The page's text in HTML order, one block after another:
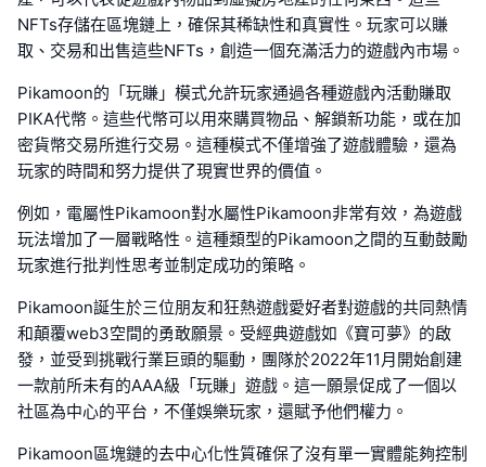
NFTs存儲在區塊鏈上，確保其稀缺性和真實性。玩家可以賺
取、交易和出售這些NFTs，創造一個充滿活力的遊戲內市場。
Pikamoon的「玩賺」模式允許玩家通過各種遊戲內活動賺取
PIKA代幣。這些代幣可以用來購買物品、解鎖新功能，或在加
密貨幣交易所進行交易。這種模式不僅增強了遊戲體驗，還為
玩家的時間和努力提供了現實世界的價值。
例如，電屬性Pikamoon對水屬性Pikamoon非常有效，為遊戲
玩法增加了一層戰略性。這種類型的Pikamoon之間的互動鼓勵
玩家進行批判性思考並制定成功的策略。
Pikamoon誕生於三位朋友和狂熱遊戲愛好者對遊戲的共同熱情
和顛覆web3空間的勇敢願景。受經典遊戲如《寶可夢》的啟
發，並受到挑戰行業巨頭的驅動，團隊於2022年11月開始創建
一款前所未有的AAA級「玩賺」遊戲。這一願景促成了一個以
社區為中心的平台，不僅娛樂玩家，還賦予他們權力。
Pikamoon區塊鏈的去中心化性質確保了沒有單一實體能夠控制